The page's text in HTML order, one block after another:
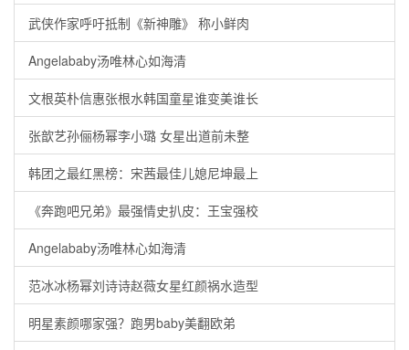
武侠作家呼吁抵制《新神雕》 称小鲜肉
Angelababy汤唯林心如海清
文根英朴信惠张根水韩国童星谁变美谁长
张歆艺孙俪杨幂李小璐 女星出道前未整
韩团之最红黑榜：宋茜最佳儿媳尼坤最上
《奔跑吧兄弟》最强情史扒皮：王宝强校
Angelababy汤唯林心如海清
范冰冰杨幂刘诗诗赵薇女星红颜祸水造型
明星素颜哪家强？跑男baby美翻欧弟